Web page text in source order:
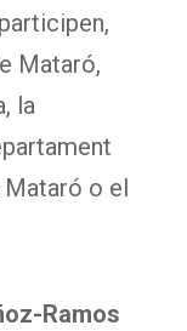
Mataró,
la
o el
Ramos